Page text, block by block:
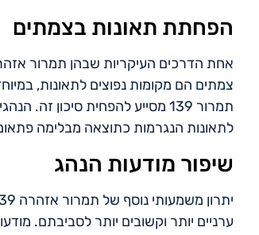
הפחתת תאונות בצמתים
צמתים הם מקומות נפוצים לתאונות,
תמרור 139 מסייע להפחית
לתאונות הנגרמות כתוצאה מבלימה
שיפור מודעות הנהג
ערניים יותר וקשובים יותר לסביבתם.